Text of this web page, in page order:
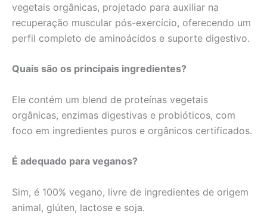
vegetais orgânicas, projetado para auxiliar na
recuperação muscular pós-exercício, oferecendo um
perfil completo de aminoácidos e suporte digestivo.
Quais são os principais ingredientes?
Ele contém um blend de proteínas vegetais
orgânicas, enzimas digestivas e probióticos, com
foco em ingredientes puros e orgânicos certificados.
É adequado para veganos?
Sim, é 100% vegano, livre de ingredientes de origem
animal, glúten, lactose e soja.